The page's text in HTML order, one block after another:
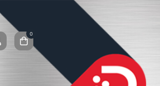
0